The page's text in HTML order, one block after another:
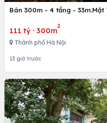
Bán 300m - 4 tầng - 33m.Mặt
111 tỷ · 300m
2
Thành phố Hà Nội
13 giờ trước